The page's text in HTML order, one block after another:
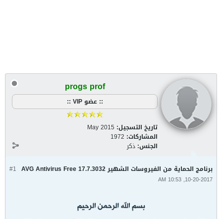
progs prof
:: عضو VIP ::
تاريخ التسجيل: May 2015
المشاركات: 1972
الجنس: ذكر
#1 برنامج الحماية من الفيروسات الشهير AVG Antivirus Free 17.7.3032
10-20-2017, 10:53 AM